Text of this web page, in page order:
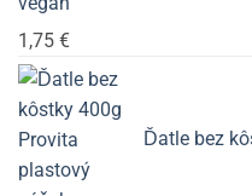
1,75 €
Ďatle bez